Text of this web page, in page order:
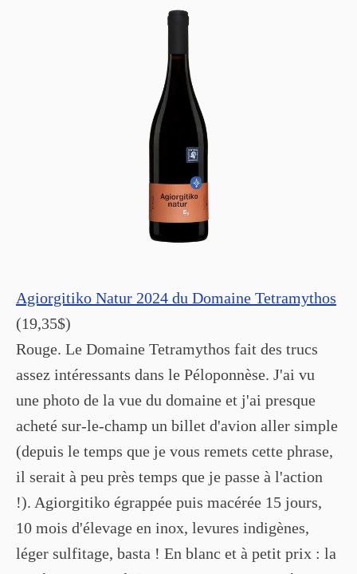
Agiorgitiko Natur 2024 du Domaine Tetramythos
(19,35$)
Rouge. Le Domaine Tetramythos fait des trucs
assez intéressants dans le Péloponnèse. J'ai vu
une photo de la vue du domaine et j'ai presque
acheté sur-le-champ un billet d'avion aller simple
(depuis le temps que je vous remets cette phrase,
il serait à peu près temps que je passe à l'action
!). Agiorgitiko égrappée puis macérée 15 jours,
10 mois d'élevage en inox, levures indigènes,
léger sulfitage, basta ! En blanc et à petit prix : la